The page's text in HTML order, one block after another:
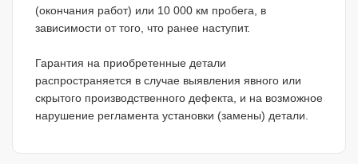
(окончания работ) или 10 000 км пробега, в
зависимости от того, что ранее наступит.
Гарантия на приобретенные детали
распространяется в случае выявления явного или
скрытого производственного дефекта, и на возможное
нарушение регламента установки (замены) детали.